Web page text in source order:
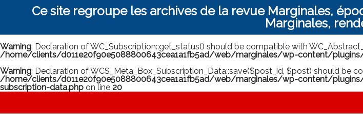
Ce site regroupe les archives de la revue Marginales,
Marginales,
Warning: Declaration of WC_Subscription::get_status() should be compatible with
/home/clients/d011e20f90e5088800643cea1a1fb5ad/web/marginales/wp-content/
Warning: Declaration of WCS_Meta_Box_Subscription_Data::save($post_id, $post) should be
/home/clients/d011e20f90e5088800643cea1a1fb5ad/web/marginales/wp-content/
subscription-data.php on line 20